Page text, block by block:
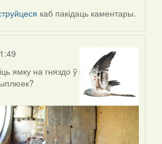
каб пакідаць каментары.
ямку на гняздо ў